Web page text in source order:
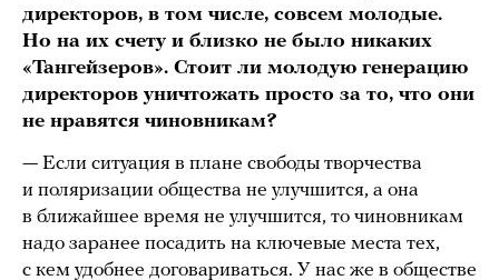
директоров, в том числе, совсем молодые.
Но на их счету и близко не было никаких
«Тангейзеров». Стоит ли молодую генерацию
директоров уничтожать просто за то, что они
не нравятся чиновникам?
— Если ситуация в плане свободы творчества
и поляризации общества не улучшится, а она
в ближайшее время не улучшится, то чиновникам
надо заранее посадить на ключевые места тех,
с кем удобнее договариваться. У нас же в обществе